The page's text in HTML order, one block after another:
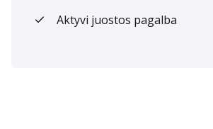
Aktyvi juostos pagalba